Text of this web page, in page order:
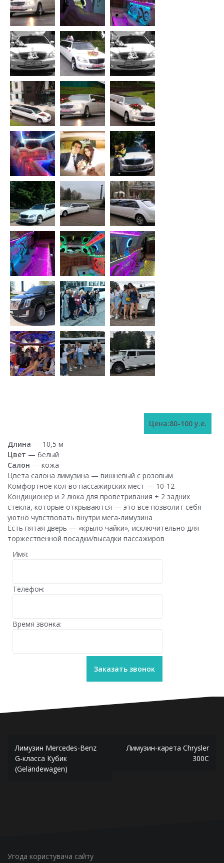
Цена:80-100 у.е.
Длина — 10,5 м
Цвет — белый
Салон — кожа
Цвета салона лимузина — вишневый с розовым
Комфортное кол-во пассажирских мест — 10-12
Кондиционер и 2 люка для проветривания + 2 задних
стекла, которые открываются — это все позволит себя
уютно чувствовать внутри мега-лимузина
Есть пятая дверь — «крыло чайки», исключительно для
торжественной посадки/высадки пассажиров
Имя:
Телефон:
Время звонка:
Навигация
по
записям
Лимузин Mercedes-Benz
G-класса Кубик
(Geländewagen)
Лимузин-карета Chrysler
300C
Угода користувача сайту